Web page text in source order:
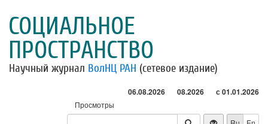
СОЦИАЛЬНОЕ
ПРОСТРАНСТВО
Научный журнал ВолНЦ РАН (сетевое издание)
06.08.2026 08.2026 с 01.01.2026
Просмотры
Посетители